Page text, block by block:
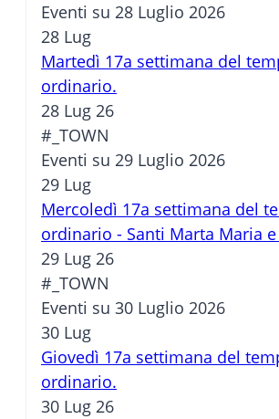
Eventi su 28 Luglio 2026
28 Lug
Martedì 17a settimana del
ordinario.
28 Lug 26
#_TOWN
Eventi su 29 Luglio 2026
29 Lug
Mercoledì 17a settimana del
ordinario - Santi Marta Maria e
29 Lug 26
#_TOWN
Eventi su 30 Luglio 2026
30 Lug
Giovedì 17a settimana del
ordinario.
30 Lug 26